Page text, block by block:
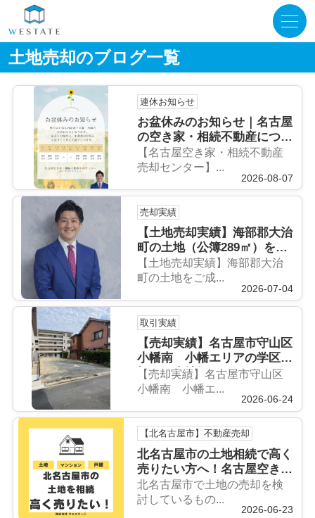
土地売却のブログ一覧
連休お知らせ
お盆休みのお知らせ｜名古屋
の空き家・相続不動産につい
て家族で話してみませんか？
【名古屋空き家・相続不動産
売却センター】...
2026-08-07
売却実績
【土地売却実績】海部郡大治
町の土地（公簿289㎡）をご
成約！名古屋市西区で不動産
売却に強い会社によるサポー
【土地売却実績】海部郡大治
町の土地をご成...
2026-07-04
取引実績
【売却実績】名古屋市守山区
小幡南 小幡エリアの学区希
望での土地探し
【売却実績】名古屋市守山区
小幡南 小幡エ...
2026-06-24
【北名古屋市】不動産売却
北名古屋市の土地相続で高く
売りたい方へ！名古屋空き家
相続不動産売却センターにお
任せください名古屋西区にも
北名古屋市で土地の売却を検
討しているもの...
2026-06-23